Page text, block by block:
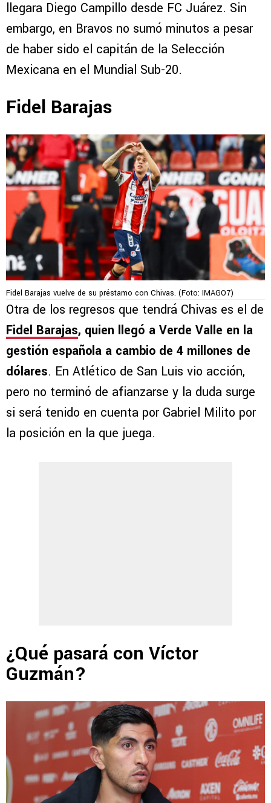
llegara Diego Campillo desde FC Juárez. Sin
embargo, en Bravos no sumó minutos a pesar
de haber sido el capitán de la Selección
Mexicana en el Mundial Sub-20.
Fidel Barajas
Fidel Barajas vuelve de su préstamo con Chivas. (Foto: IMAGO7)
Otra de los regresos que tendrá Chivas es el de
Fidel Barajas, quien llegó a Verde Valle en la
gestión española a cambio de 4 millones de
dólares. En Atlético de San Luis vio acción,
pero no terminó de afianzarse y la duda surge
si será tenido en cuenta por Gabriel Milito por
la posición en la que juega.
¿Qué pasará con Víctor
Guzmán?